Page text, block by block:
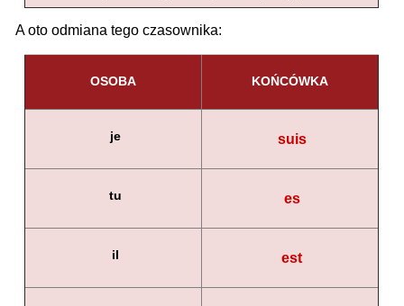
A oto odmiana tego czasownika:
OSOBA KOŃCÓWKA
je suis
tu es
il est